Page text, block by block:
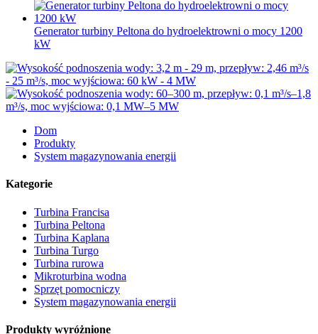
Generator turbiny Peltona do hydroelektrowni o mocy 1200
kW
Dom
Produkty
System magazynowania energii
Kategorie
Turbina Francisa
Turbina Peltona
Turbina Kaplana
Turbina Turgo
Turbina rurowa
Mikroturbina wodna
Sprzęt pomocniczy
System magazynowania energii
Produkty wyróżnione